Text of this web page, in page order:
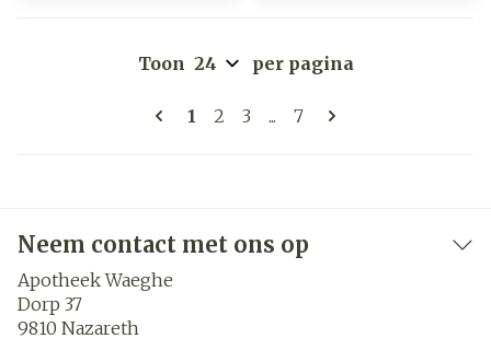
Pagina's
U lees momenteel pagina
1 Pagina
2 Pagina
3 ... Pagina
7
Toon per pagina
Neem contact met ons op
Apotheek Waeghe
Dorp 37
9810 Nazareth